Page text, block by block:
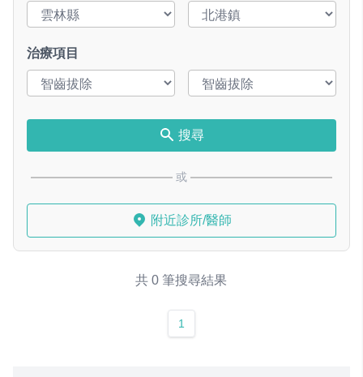
治療項目
搜尋
或
附近診所/醫師
共 0 筆搜尋結果
1